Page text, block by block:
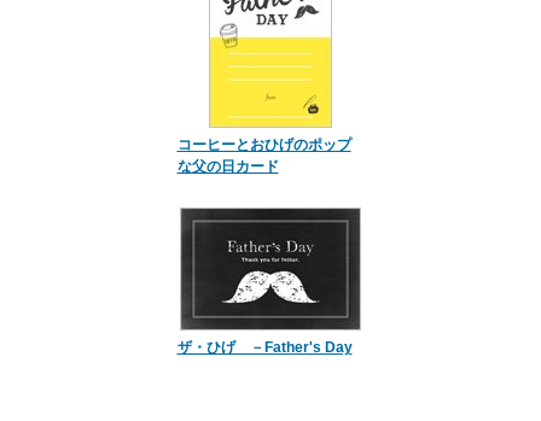
コーヒーとおひげのポップ
な父の日カード
ザ・ひげ －Father's Day